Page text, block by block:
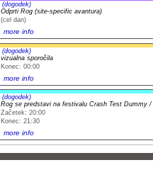
(dogodek)
Odprti Rog (site-specific avantura)
(cel dan)
more info
(dogodek)
vizualna sporočila
Konec: 00:00
more info
(dogodek)
Rog se predstavi na festivalu Crash Test Dummy /
Začetek: 20:00
Konec: 21:30
more info